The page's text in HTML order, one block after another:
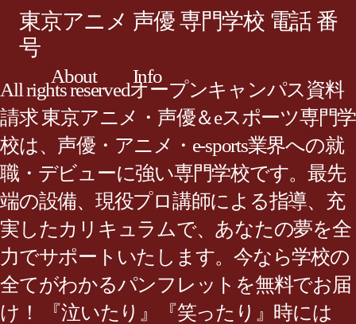
東京アニメ 声優 専門学校 電話 番
号
About Info
All rights reservedオープンキャンパス資料
請求 東京アニメ・声優＆eスポーツ専門学
校は、声優・アニメ・e-sports業界への就
職・デビューに強い専門学校です。最先
端の設備、現役プロ講師による指導、充
実したカリキュラムで、あなたの夢を全
力でサポートいたします。今なら学校の
全てがわかるパンフレットを無料でお届
け！ 『泣いたり』『笑ったり』時には